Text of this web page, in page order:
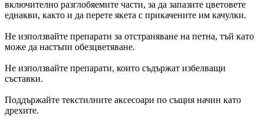
включително разглобяемите части, за да запазите цветовете
еднакви, както и да перете якета с прикачените им качулки.
Не използвайте препарати за отстраняване на петна, тъй като
може да настъпи обезцветяване.
Не използвайте препарати, които съдържат избелващи
съставки.
Поддържайте текстилните аксесоари по същия начин като
дрехите.